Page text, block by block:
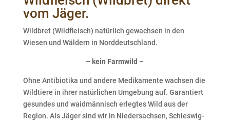
vom Jäger.
Wildbret (Wildfleisch) natürlich gewachsen in den
Wiesen und Wäldern in Norddeutschland.
– kein Farmwild –
Ohne Antibiotika und andere Medikamente wachsen die
Wildtiere in ihrer natürlichen Umgebung auf. Garantiert
gesundes und waidmännisch erlegtes Wild aus der
Region. Als Jäger sind wir in Niedersachsen, Schleswig-